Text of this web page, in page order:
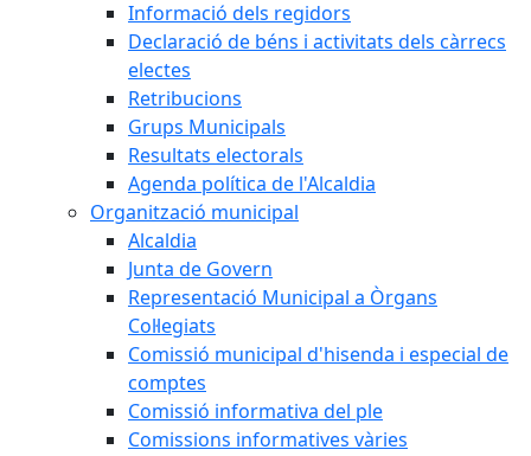
Informació dels regidors
Declaració de béns i activitats dels càrrecs
electes
Retribucions
Grups Municipals
Resultats electorals
Agenda política de l'Alcaldia
Organització municipal
Alcaldia
Junta de Govern
Representació Municipal a Òrgans
Col·legiats
Comissió municipal d'hisenda i especial de
comptes
Comissió informativa del ple
Comissions informatives vàries